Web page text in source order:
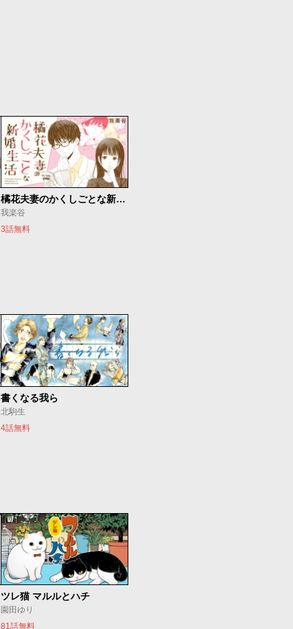
橘花夫妻のかくしごとな新婚生活
我楽谷
3話無料
書くなる我ら
北駒生
4話無料
ツレ猫 マルルとハチ
園田ゆり
81話無料